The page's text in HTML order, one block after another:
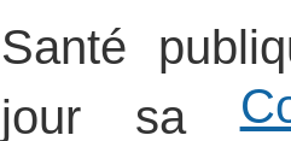
Santé
jour sa